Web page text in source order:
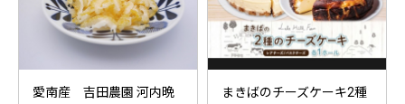
愛南産 吉田農園 河内晩
まきばのチーズケーキ2種